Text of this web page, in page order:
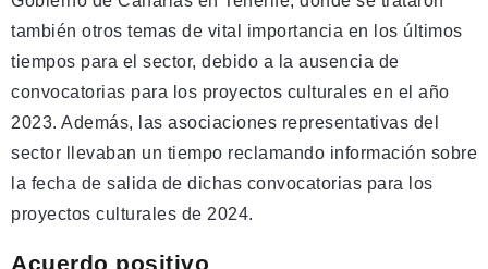
también otros temas de vital importancia en los últimos
tiempos para el sector, debido a la ausencia de
convocatorias para los proyectos culturales en el año
2023. Además, las asociaciones representativas del
sector llevaban un tiempo reclamando información sobre
la fecha de salida de dichas convocatorias para los
proyectos culturales de 2024.
Acuerdo positivo